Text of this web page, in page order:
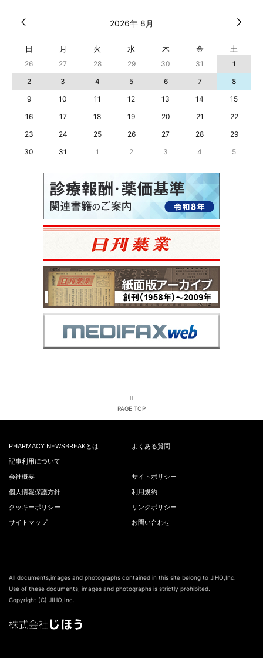
2026年 8月
日 月 火 水 木 金 土
26 27 28 29 30 31
1
2
3 4 5 6 7
8
9
10 11 12 13 14
15
16
17 18 19 20 21
22
23
24 25 26 27 28
29
30
31 1 2 3 4 5
PAGE TOP
PHARMACY NEWSBREAKとは
よくある質問
記事利用について
会社概要
サイトポリシー
個人情報保護方針
利用規約
クッキーポリシー
リンクポリシー
サイトマップ
お問い合わせ
All documents,images and photographs contained in this site belong to JIHO,Inc.
Use of these documents, images and photographs is strictly prohibited.
Copyright (C) JIHO,Inc.